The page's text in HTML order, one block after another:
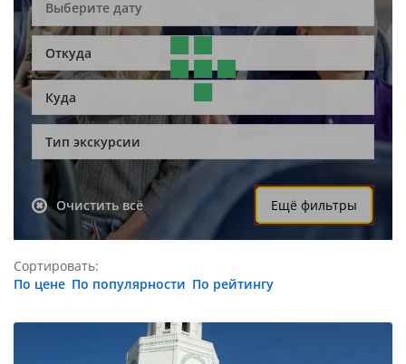
Откуда
Куда
Тип экскурсии
Очистить всё Ещё фильтры
Сортировать:
По цене По популярности По рейтингу